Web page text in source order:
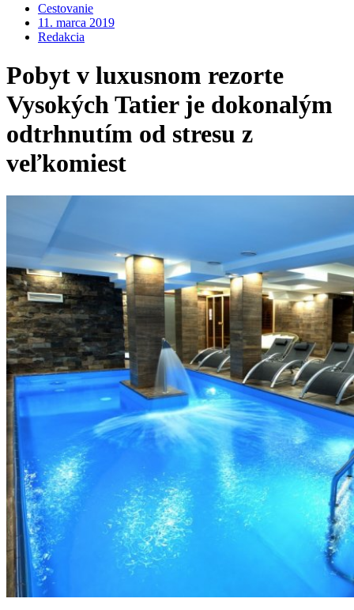
Cestovanie
11. marca 2019
Redakcia
Pobyt v luxusnom rezorte
Vysokých Tatier je dokonalým
odtrhnutím od stresu z
veľkomiest